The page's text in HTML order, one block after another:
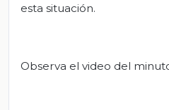
esta situación.
Observa el video del